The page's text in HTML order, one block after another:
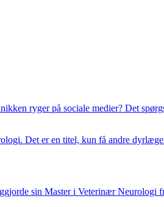
ryger på sociale medier? Det
sin Master i Veterinær Neurologi